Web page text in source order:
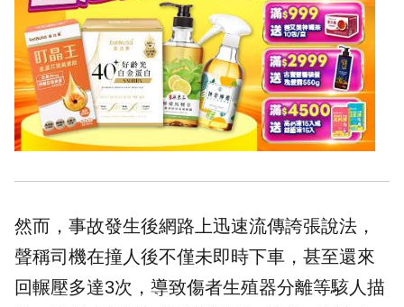
然而，事故發生後網路上迅速流傳誇張說法，
聲稱司機在撞人後不僅未即時下車，甚至還來
回輾壓多達3次，導致傷者生殖器分離等駭人描